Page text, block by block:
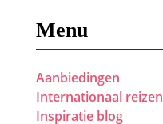
Menu
Aanbiedingen
Internationaal reizen
Inspiratie blog